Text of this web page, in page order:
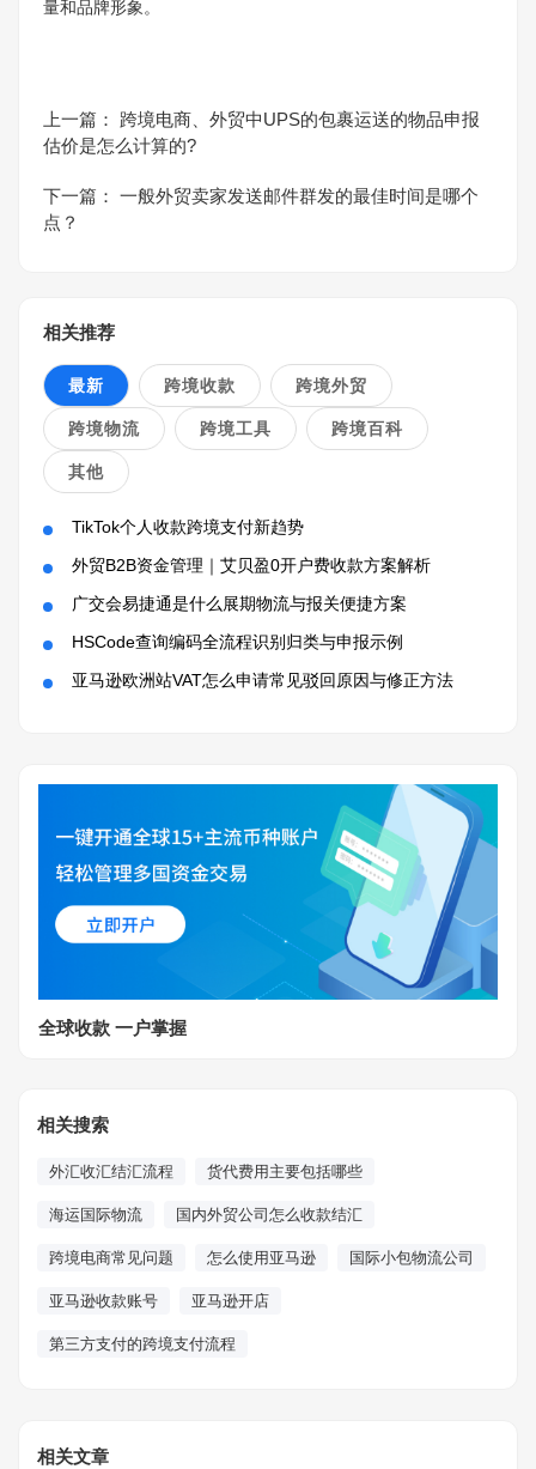
量和品牌形象。
上一篇：
跨境电商、外贸中UPS的包裹运送的物品申报
估价是怎么计算的?
下一篇： 一般外贸卖家发送邮件群发的最佳时间是哪个
点？
相关推荐
最新 跨境收款 跨境外贸
跨境物流 跨境工具 跨境百科
其他
TikTok个人收款跨境支付新趋势
外贸B2B资金管理｜艾贝盈0开户费收款方案解析
广交会易捷通是什么展期物流与报关便捷方案
HSCode查询编码全流程识别归类与申报示例
亚马逊欧洲站VAT怎么申请常见驳回原因与修正方法
全球收款 一户掌握
相关搜索
外汇收汇结汇流程 货代费用主要包括哪些
海运国际物流 国内外贸公司怎么收款结汇
跨境电商常见问题 怎么使用亚马逊 国际小包物流公司
亚马逊收款账号 亚马逊开店
第三方支付的跨境支付流程
相关文章